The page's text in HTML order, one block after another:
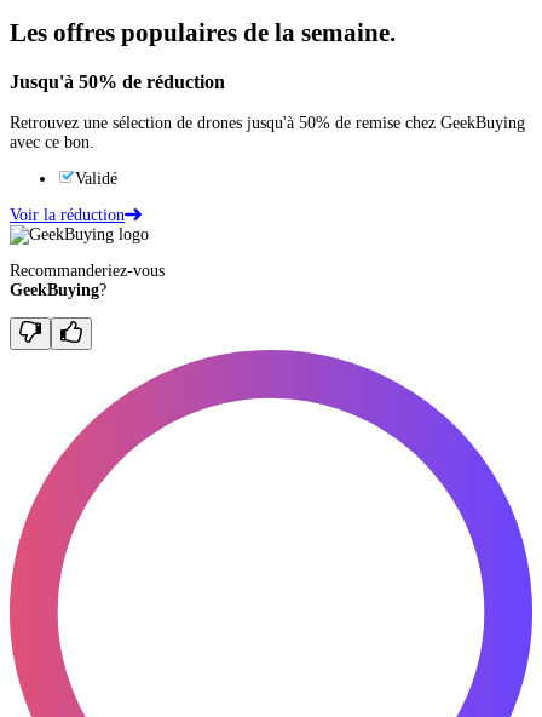
Les offres populaires de la semaine.
Jusqu'à 50% de réduction
Retrouvez une sélection de drones jusqu'à 50% de remise chez GeekBuying
avec ce bon.
Validé
Voir la réduction
Recommanderiez-vous
GeekBuying?